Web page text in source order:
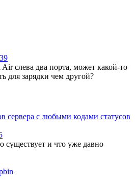
слева два порта, может какой-то
для зарядки чем другой?
сервера с любыми кодами статусов
существует и что уже давно